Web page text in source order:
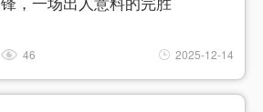
46 2025-12-14